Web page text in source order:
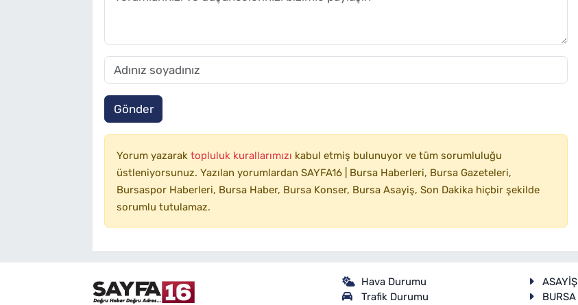
Gönder
Yorum yazarak topluluk kurallarımızı kabul etmiş bulunuyor ve tüm sorumluluğu
üstleniyorsunuz. Yazılan yorumlardan SAYFA16 | Bursa Haberleri, Bursa Gazeteleri,
Bursaspor Haberleri, Bursa Haber, Bursa Konser, Bursa Asayiş, Son Dakika hiçbir şekilde
sorumlu tutulamaz.
Hava Durumu
Trafik Durumu
ASAYİŞ
BURSA